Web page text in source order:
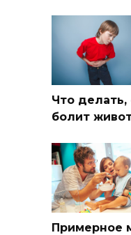
Что делать,
болит
Примерное